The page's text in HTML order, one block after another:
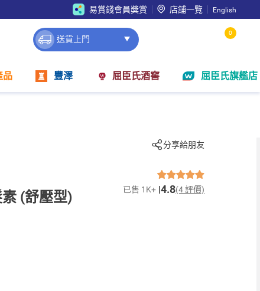
易賞錢會員獎賞 店舖一覽 English
送貨上門
0
品 豐澤 屈臣氏酒窖 屈臣氏旗艦店
分享給朋友
(舒壓型) 已售 1K+ 4.8(4 評價)